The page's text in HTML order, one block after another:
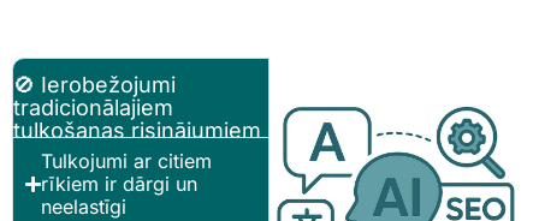
🚫 Ierobežojumi
tradicionālajiem
tulkošanas risinājumiem
Tulkojumi ar citiem
rīkiem ir dārgi un
neelastīgi